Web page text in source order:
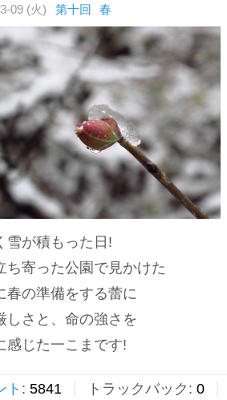
09 (火) 第十回 春
雪が積もった日!
ち寄った公園で見かけた
春の準備をする蕾に
しさと、命の強さを
感じた一こまです!
ト : 5841 トラックバック: 0